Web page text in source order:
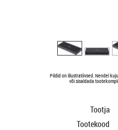
Pildid on illustratiivsed. Nendel
või sisaldada
Tootja
Tootekood